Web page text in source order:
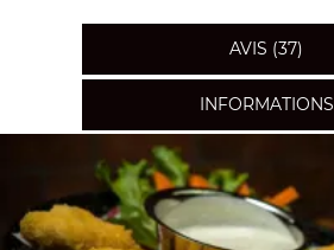
AVIS (37)
INFORMATIONS